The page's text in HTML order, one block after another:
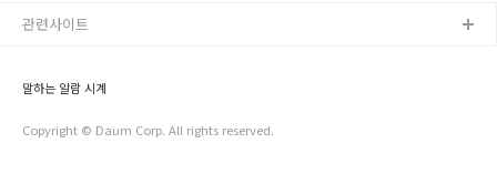
을 삭제 하..
말하는 알람 시계
Copyright © Daum Corp. All rights reserved.
관련사이트